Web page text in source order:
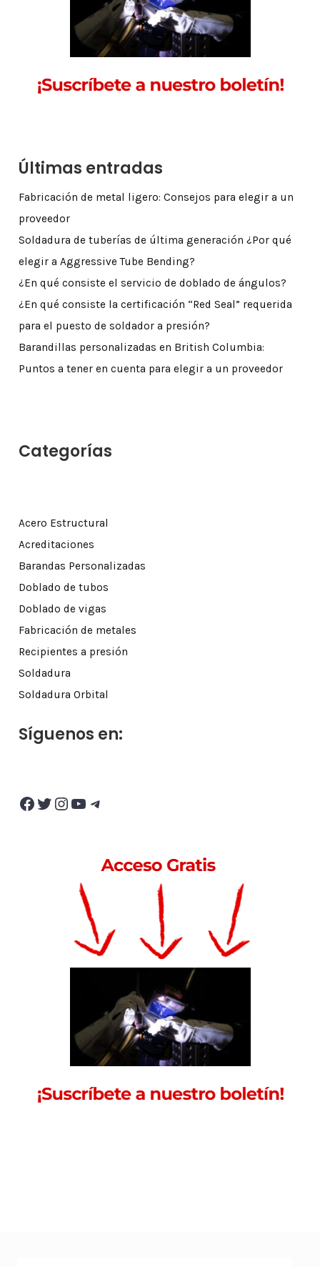
Últimas entradas
Fabricación de metal ligero: Consejos para elegir a un
proveedor
Soldadura de tuberías de última generación ¿Por qué
elegir a Aggressive Tube Bending?
¿En qué consiste el servicio de doblado de ángulos?
¿En qué consiste la certificación “Red Seal” requerida
para el puesto de soldador a presión?
Barandillas personalizadas en British Columbia:
Puntos a tener en cuenta para elegir a un proveedor
Categorías
Acero Estructural
Acreditaciones
Barandas Personalizadas
Doblado de tubos
Doblado de vigas
Fabricación de metales
Recipientes a presión
Soldadura
Soldadura Orbital
Síguenos en:
Facebook Twitter InstagramYouTube Telegram